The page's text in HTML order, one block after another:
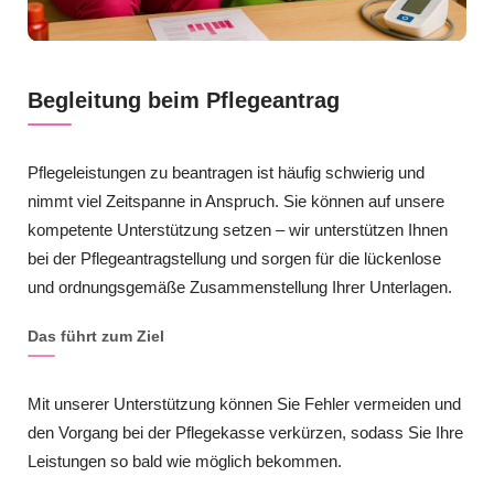
Begleitung beim Pflegeantrag
Pflegeleistungen zu beantragen ist häufig schwierig und
nimmt viel Zeitspanne in Anspruch. Sie können auf unsere
kompetente Unterstützung setzen – wir unterstützen Ihnen
bei der Pflegeantragstellung und sorgen für die lückenlose
und ordnungsgemäße Zusammenstellung Ihrer Unterlagen.
Das führt zum Ziel
Mit unserer Unterstützung können Sie Fehler vermeiden und
den Vorgang bei der Pflegekasse verkürzen, sodass Sie Ihre
Leistungen so bald wie möglich bekommen.